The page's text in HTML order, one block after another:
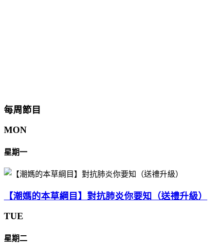
每周節目
MON
星期一
【潮媽的本草綱目】對抗肺炎你要知（送禮升級）
TUE
星期二